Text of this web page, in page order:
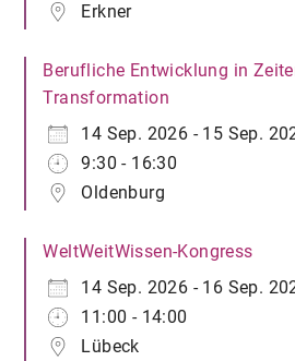
Erkner
Berufliche Entwicklung in
Transformation
14 Sep. 2026 - 15 Sep.
9:30 - 16:30
Oldenburg
WeltWeitWissen-Kongress
14 Sep. 2026 - 16 Sep.
11:00 - 14:00
Lübeck